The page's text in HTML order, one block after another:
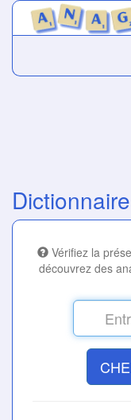
Dictionnaire
Vérifiez la
découvrez des